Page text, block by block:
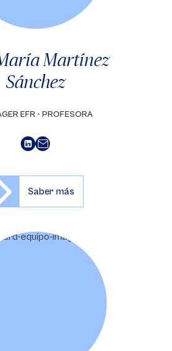
Martínez
Sánchez
EFR - PROFESORA
Saber más